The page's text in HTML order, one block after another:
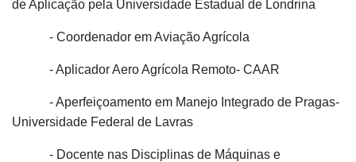
de Aplicação pela Universidade Estadual de Londrina
- Coordenador em Aviação Agrícola
- Aplicador Aero Agrícola Remoto- CAAR
- Aperfeiçoamento em Manejo Integrado de Pragas-
Universidade Federal de Lavras
- Docente nas Disciplinas de Máquinas e